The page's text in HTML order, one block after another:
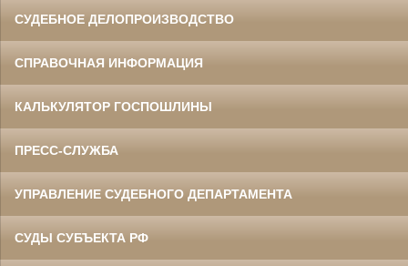
СУДЕБНОЕ ДЕЛОПРОИЗВОДСТВО
СПРАВОЧНАЯ ИНФОРМАЦИЯ
КАЛЬКУЛЯТОР ГОСПОШЛИНЫ
ПРЕСС-СЛУЖБА
УПРАВЛЕНИЕ СУДЕБНОГО ДЕПАРТАМЕНТА
СУДЫ СУБЪЕКТА РФ